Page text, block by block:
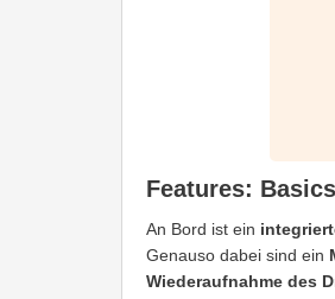
Features:
An Bord ist ein
Genauso dabei sind ein
Wiederaufnahme des